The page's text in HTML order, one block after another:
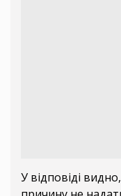
У відповіді